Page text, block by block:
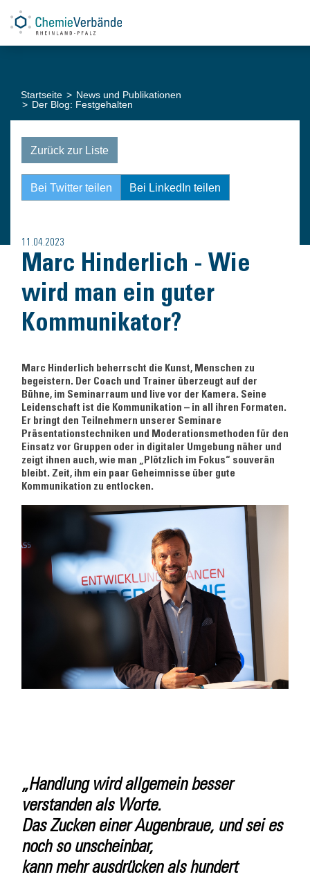
Startseite
News und Publikationen
Der Blog: Festgehalten
Zurück zur Liste
Bei Twitter teilen Bei LinkedIn teilen
11.04.2023
Marc Hinderlich - Wie
wird man ein guter
Kommunikator?
Marc Hinderlich beherrscht die Kunst, Menschen zu
begeistern. Der Coach und Trainer überzeugt auf der
Bühne, im Seminarraum und live vor der Kamera. Seine
Leidenschaft ist die Kommunikation – in all ihren Formaten.
Er bringt den Teilnehmern unserer Seminare
Präsentationstechniken und Moderationsmethoden für den
Einsatz vor Gruppen oder in digitaler Umgebung näher und
zeigt ihnen auch, wie man „Plötzlich im Fokus“ souverän
bleibt. Zeit, ihm ein paar Geheimnisse über gute
Kommunikation zu entlocken.
„Handlung wird allgemein besser
verstanden als Worte.
Das Zucken einer Augenbraue, und sei es
noch so unscheinbar,
kann mehr ausdrücken als hundert